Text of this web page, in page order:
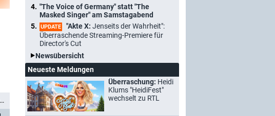
"The Voice of Germany" statt "The
Masked Singer" am Samstagabend
UPDATE "Akte X: Jenseits der Wahrheit":
Überraschende Streaming-Premiere für
Director's Cut
Newsübersicht
Neueste Meldungen
Überraschung: Heidi
Klums "HeidiFest"
wechselt zu RTL